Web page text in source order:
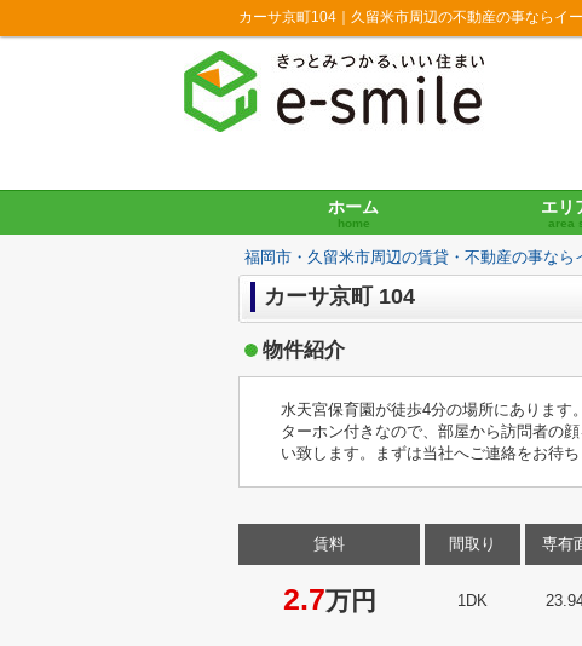
カーサ京町104｜久留米市周辺の不動産の事ならイ
ホーム
home
エリ
area
福岡市・久留米市周辺の賃貸・不動産の事なら
カーサ京町 104
物件紹介
水天宮保育園が徒歩4分の場所にありま
ターホン付きなので、部屋から訪問者の
い致します。まずは当社へご連絡をお待ち
賃料
2.7万円
間取り
1DK
専有